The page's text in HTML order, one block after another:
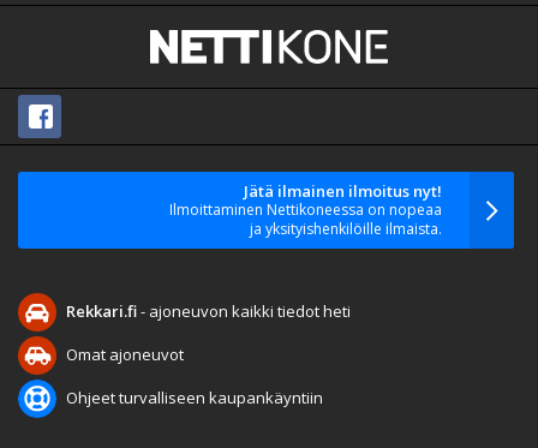
Jätä ilmainen ilmoitus nyt!
Ilmoittaminen Nettikoneessa on nopeaa
ja yksityishenkilöille ilmaista.
Rekkari.fi- ajoneuvon kaikki tiedot heti
Omat ajoneuvot
Ohjeet turvalliseen kaupankäyntiin